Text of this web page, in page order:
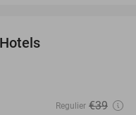
Regulier €39